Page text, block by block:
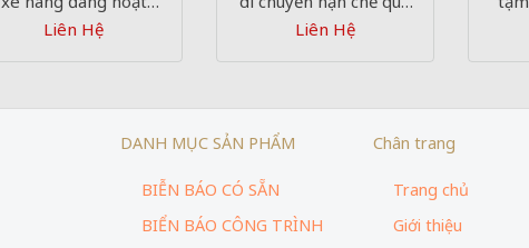
động”
Liên Hệ
lại”
Liên Hệ
DANH MỤC SẢN PHẨM
BIỄN BÁO CÓ SẴN
BIỂN BÁO CÔNG TRÌNH
Chân trang
Trang chủ
Giới thiệu